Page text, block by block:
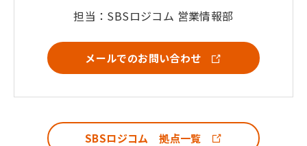
担当：SBSロジコム 営業情報部
メールでのお問い合わせ
SBSロジコム 拠点一覧